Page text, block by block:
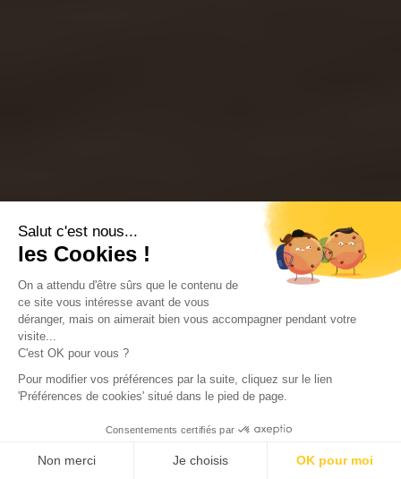
Salut c'est nous...
les Cookies !
On a attendu d'être sûrs que le contenu de
ce site vous intéresse avant de vous
déranger, mais on aimerait bien vous accompagner pendant votre
visite...
C'est OK pour vous ?
Pour modifier vos préférences par la suite, cliquez sur le lien
'Préférences de cookies' situé dans le pied de page.
Consentements certifiés par
Non merci Je choisis OK pour moi